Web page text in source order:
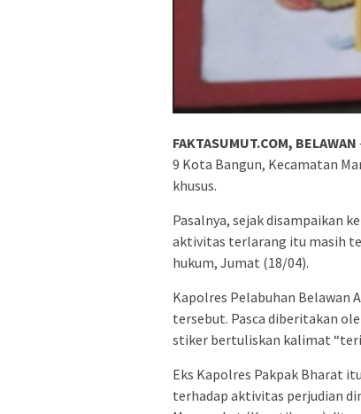
FAKTASUMUT.COM, BELAWAN
9 Kota Bangun, Kecamatan
khusus.
Pasalnya, sejak disampaikan
aktivitas terlarang itu masih
hukum, Jumat (18/04).
Kapolres Pelabuhan Belawan
tersebut. Pasca diberitakan
stiker bertuliskan kalimat
Eks Kapolres Pakpak Bharat
terhadap aktivitas perjudian